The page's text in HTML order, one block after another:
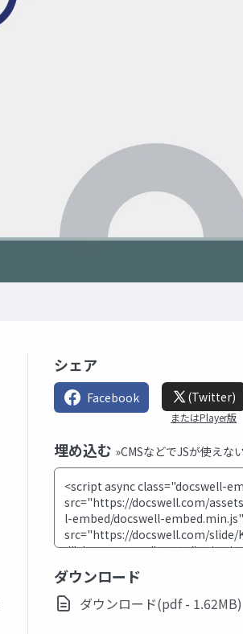
シェア
Facebook (Twitter)
またはPlayer版
埋め込む »CMSなどでJSが使えな
ダウンロード
ダウンロード(pdf - 1.62MB)